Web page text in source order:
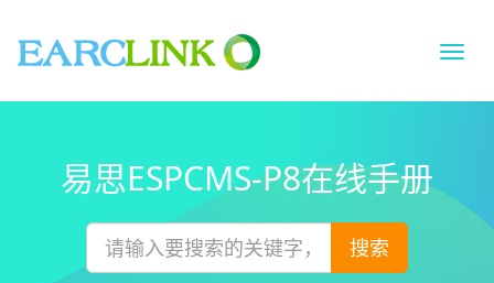
切
导
易思ESPCMS-P8在线手册
搜索